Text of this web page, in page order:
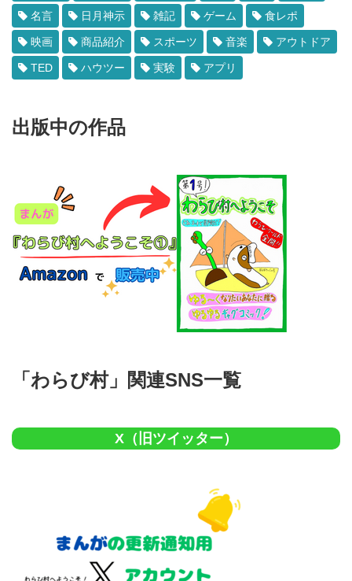
名言 日月神示 雑記 ゲーム 食レポ
映画 商品紹介 スポーツ 音楽 アウトドア
TED ハウツー 実験 アプリ
出版中の作品
「わらび村」関連SNS一覧
X（旧ツイッター）